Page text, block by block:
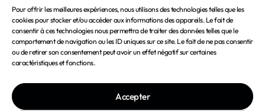
Pour offrir les meilleures expériences, nous utilisons des technologies telles que les
cookies pour stocker et/ou accéder aux informations des appareils. Le fait de
consentir à ces technologies nous permettra de traiter des données telles que le
comportement de navigation ou les ID uniques sur ce site. Le fait de ne pas consentir
ou de retirer son consentement peut avoir un effet négatif sur certaines
caractéristiques et fonctions.
Accepter
Mentions légales
Conditions générales d'utilisation
Conditions générales de vente
Politique de cookies